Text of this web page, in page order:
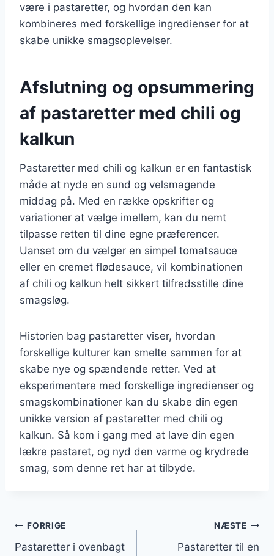
være i pastaretter, og hvordan den kan
kombineres med forskellige ingredienser for at
skabe unikke smagsoplevelser.
Afslutning og opsummering
af pastaretter med chili og
kalkun
Pastaretter med chili og kalkun er en fantastisk
måde at nyde en sund og velsmagende
middag på. Med en række opskrifter og
variationer at vælge imellem, kan du nemt
tilpasse retten til dine egne præferencer.
Uanset om du vælger en simpel tomatsauce
eller en cremet flødesauce, vil kombinationen
af chili og kalkun helt sikkert tilfredsstille dine
smagsløg.
Historien bag pastaretter viser, hvordan
forskellige kulturer kan smelte sammen for at
skabe nye og spændende retter. Ved at
eksperimentere med forskellige ingredienser og
smagskombinationer kan du skabe din egen
unikke version af pastaretter med chili og
kalkun. Så kom i gang med at lave din egen
lækre pastaret, og nyd den varme og krydrede
smag, som denne ret har at tilbyde.
Indlægsnavigation
FORRIGE
Pastaretter i ovenbagt
NÆSTE
Pastaretter til en